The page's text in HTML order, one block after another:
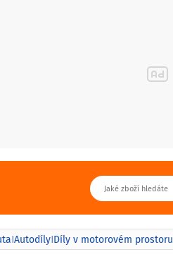
|Autodíly|Díly v motorovém prostoru